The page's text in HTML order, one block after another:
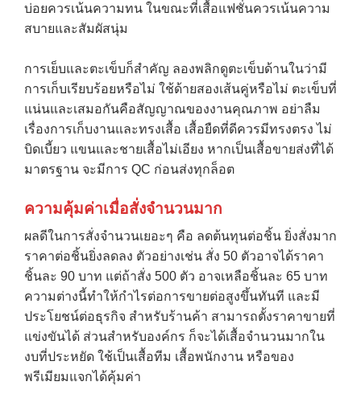
บ่อยควรเน้นความทน ในขณะที่เสื้อแฟชั่นควรเน้นความ
สบายและสัมผัสนุ่ม
การเย็บและตะเข็บก็สำคัญ ลองพลิกดูตะเข็บด้านในว่ามี
การเก็บเรียบร้อยหรือไม่ ใช้ด้ายสองเส้นคู่หรือไม่ ตะเข็บที่
แน่นและเสมอกันคือสัญญาณของงานคุณภาพ อย่าลืม
เรื่องการเก็บงานและทรงเสื้อ เสื้อยืดที่ดีควรมีทรงตรง ไม่
บิดเบี้ยว แขนและชายเสื้อไม่เอียง หากเป็นเสื้อขายส่งที่ได้
มาตรฐาน จะมีการ QC ก่อนส่งทุกล็อต
ความคุ้มค่าเมื่อสั่งจำนวนมาก
ผลดีในการสั่งจำนวนเยอะๆ คือ ลดต้นทุนต่อชิ้น ยิ่งสั่งมาก
ราคาต่อชิ้นยิ่งลดลง ตัวอย่างเช่น สั่ง 50 ตัวอาจได้ราคา
ชิ้นละ 90 บาท แต่ถ้าสั่ง 500 ตัว อาจเหลือชิ้นละ 65 บาท
ความต่างนี้ทำให้กำไรต่อการขายต่อสูงขึ้นทันที และมี
ประโยชน์ต่อธุรกิจ สำหรับร้านค้า สามารถตั้งราคาขายที่
แข่งขันได้ ส่วนสำหรับองค์กร ก็จะได้เสื้อจำนวนมากใน
งบที่ประหยัด ใช้เป็นเสื้อทีม เสื้อพนักงาน หรือของ
พรีเมียมแจกได้คุ้มค่า